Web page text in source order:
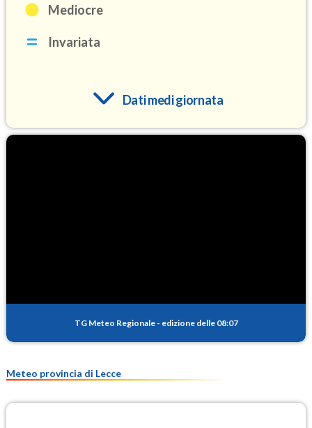
Mediocre
Invariata
Dati medi giornata
PM25
TG Meteo Regionale - edizione delle 08:07
Meteo provincia di Lecce